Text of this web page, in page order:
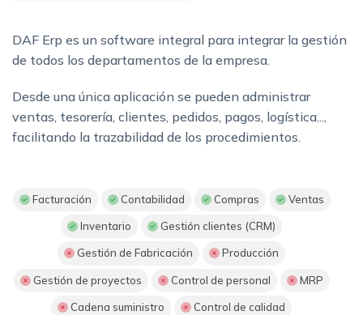
DAF Erp es un software integral para integrar la gestión
de todos los departamentos de la empresa.
Desde una única aplicación se pueden administrar
ventas, tesorería, clientes, pedidos, pagos, logística...,
facilitando la trazabilidad de los procedimientos.
Facturación Contabilidad Compras Ventas
Inventario Gestión clientes (CRM)
Gestión de Fabricación Producción
Gestión de proyectos Control de personal MRP
Cadena suministro Control de calidad